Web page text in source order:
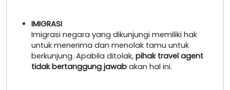
IMIGRASI
Imigrasi negara yang dikunjungi memiliki hak
untuk menerima dan menolak tamu untuk
berkunjung. Apabila ditolak, pihak travel agent
tidak bertanggung jawab akan hal ini.